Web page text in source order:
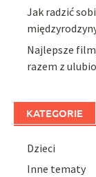
Jak radzić
Najlepsze
razem z
KATEGORIE
Dzieci
Inne tematy